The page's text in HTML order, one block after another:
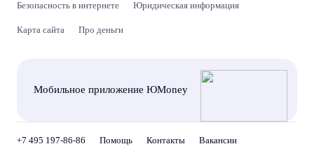
Безопасность в интернете Юридическая информация
Карта сайта Про деньги
Мобильное приложение ЮMoney
+7 495 197-86-86 Помощь Контакты Вакансии